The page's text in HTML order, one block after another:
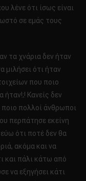
λένε ότι ίσως είναι
σε εμάς τους
τα χνάρια δεν ήταν
μιλήσει ότι ήταν
που ποιο
Κανείς δεν
ποιο πολλοί άνθρωποι
περπάτησε εκείνη
ότι ποτέ δεν θα
ακόμα και να
και πάλι κάτω από
να εξηγήσει κάτι